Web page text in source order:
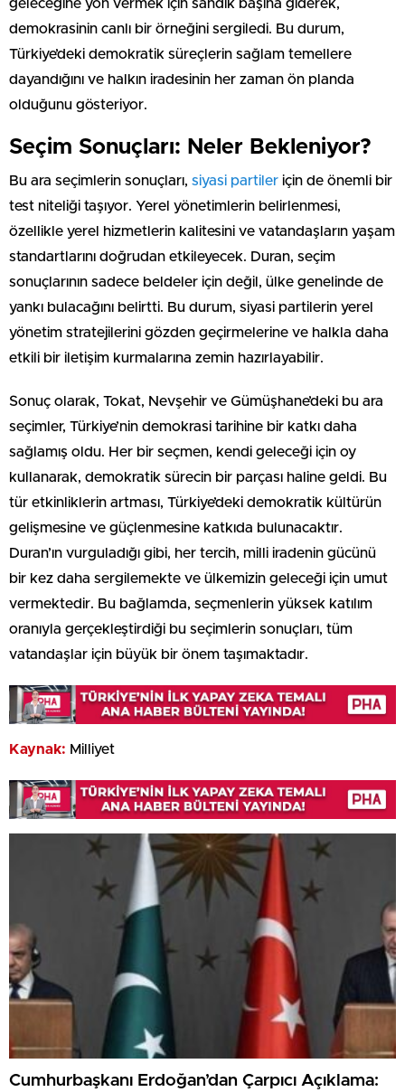
geleceğine yön vermek için sandık başına giderek,
demokrasinin canlı bir örneğini sergiledi. Bu durum,
Türkiye’deki demokratik süreçlerin sağlam temellere
dayandığını ve halkın iradesinin her zaman ön planda
olduğunu gösteriyor.
Seçim Sonuçları: Neler Bekleniyor?
Bu ara seçimlerin sonuçları, siyasi partiler için de önemli bir
test niteliği taşıyor. Yerel yönetimlerin belirlenmesi,
özellikle yerel hizmetlerin kalitesini ve vatandaşların yaşam
standartlarını doğrudan etkileyecek. Duran, seçim
sonuçlarının sadece beldeler için değil, ülke genelinde de
yankı bulacağını belirtti. Bu durum, siyasi partilerin yerel
yönetim stratejilerini gözden geçirmelerine ve halkla daha
etkili bir iletişim kurmalarına zemin hazırlayabilir.
Sonuç olarak, Tokat, Nevşehir ve Gümüşhane’deki bu ara
seçimler, Türkiye’nin demokrasi tarihine bir katkı daha
sağlamış oldu. Her bir seçmen, kendi geleceği için oy
kullanarak, demokratik sürecin bir parçası haline geldi. Bu
tür etkinliklerin artması, Türkiye’deki demokratik kültürün
gelişmesine ve güçlenmesine katkıda bulunacaktır.
Duran’ın vurguladığı gibi, her tercih, milli iradenin gücünü
bir kez daha sergilemekte ve ülkemizin geleceği için umut
vermektedir. Bu bağlamda, seçmenlerin yüksek katılım
oranıyla gerçekleştirdiği bu seçimlerin sonuçları, tüm
vatandaşlar için büyük bir önem taşımaktadır.
Kaynak: Milliyet
Cumhurbaşkanı Erdoğan’dan Çarpıcı Açıklama: